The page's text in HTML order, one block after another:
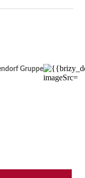
Gruppe